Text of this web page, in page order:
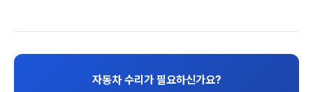
자동차 수리가 필요하신가요?